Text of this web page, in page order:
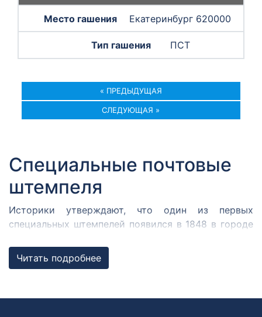
Екатеринбург 620000
ПСТ
« ПРЕДЫДУЩАЯ
СЛЕДУЮЩАЯ »
Специальные почтовые
штемпеля
Историки утверждают, что один из первых
специальных штемпелей появился в 1848 в городе
собрался Кромержижский парламент.
Парламентарии решили отметить его работу
Читать подробнее